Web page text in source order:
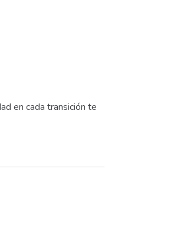
en cada transición te